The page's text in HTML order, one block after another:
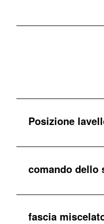
Posizione
comando dello
fascia